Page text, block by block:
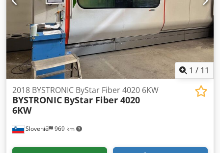
1 / 11
Slovenië 969 km
2018 BYSTRONIC ByStar Fiber 4020 6KW
BYSTRONIC ByStar Fiber 4020
6KW